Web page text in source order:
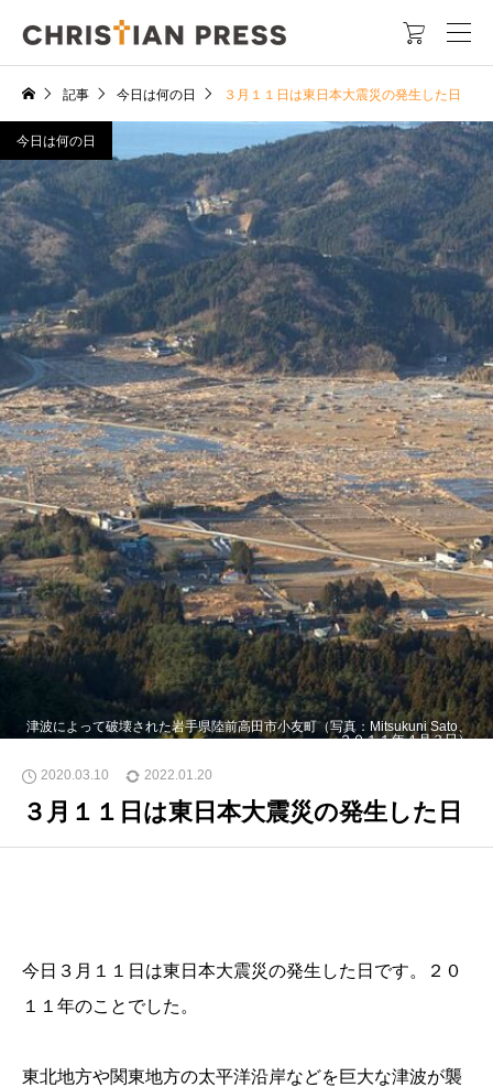

記事 今日は何の日 ３月１１日は東日本大震災の発生した日
津波によって破壊された岩手県陸前高田市小友町（写真：Mitsukuni Sato、
２０１１年４月３日）
今日は何の日
2020.03.10 2022.01.20
３月１１日は東日本大震災の発生した日
今日３月１１日は東日本大震災の発生した日です。２０
１１年のことでした。
東北地方や関東地方の太平洋沿岸などを巨大な津波が襲